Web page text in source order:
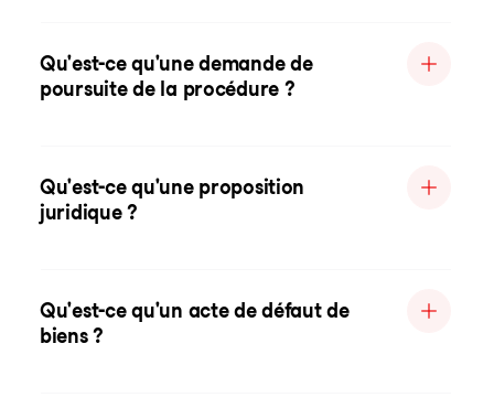
Qu'est-ce qu'une demande de
poursuite de la procédure ?
Qu'est-ce qu'une proposition
juridique ?
Qu'est-ce qu'un acte de défaut de
biens ?